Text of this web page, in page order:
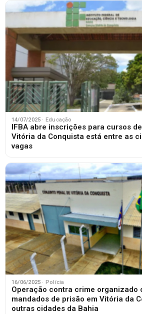
14/07/2025 · Educação
IFBA abre inscrições para cursos
Vitória da Conquista está entre as
vagas
16/06/2025 · Polícia
Operação contra crime organizado
mandados de prisão em Vitória da
outras cidades da Bahia